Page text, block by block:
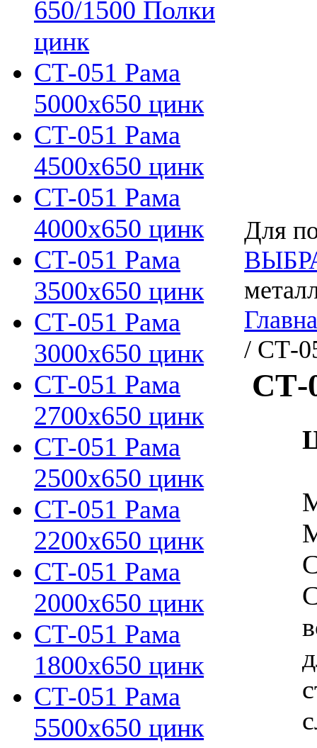
650/1500 Полки
цинк
СТ-051 Рама
5000х650 цинк
СТ-051 Рама
4500х650 цинк
СТ-051 Рама
4000х650 цинк
СТ-051 Рама
3500х650 цинк
СТ-051 Рама
3000х650 цинк
СТ-051 Рама
2700х650 цинк
СТ-051 Рама
2500х650 цинк
СТ-051 Рама
2200х650 цинк
СТ-051 Рама
2000х650 цинк
СТ-051 Рама
1800х650 цинк
СТ-051 Рама
5500х650 цинк
Для
/ СТ-
СТ-